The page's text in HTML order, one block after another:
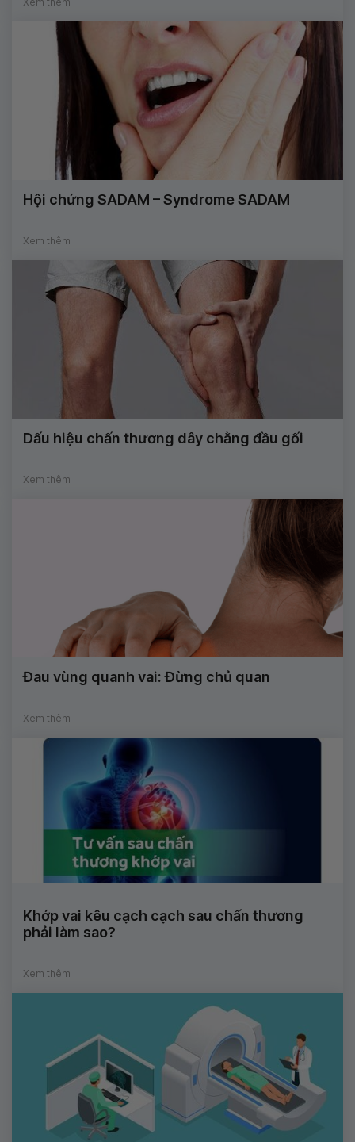
Hội chứng SADAM – Syndrome SADAM
Xem thêm
Dấu hiệu chấn thương dây chằng đầu gối
Xem thêm
Đau vùng quanh vai: Đừng chủ quan
Xem thêm
Khớp vai kêu cạch cạch sau chấn thương
phải làm sao?
Xem thêm